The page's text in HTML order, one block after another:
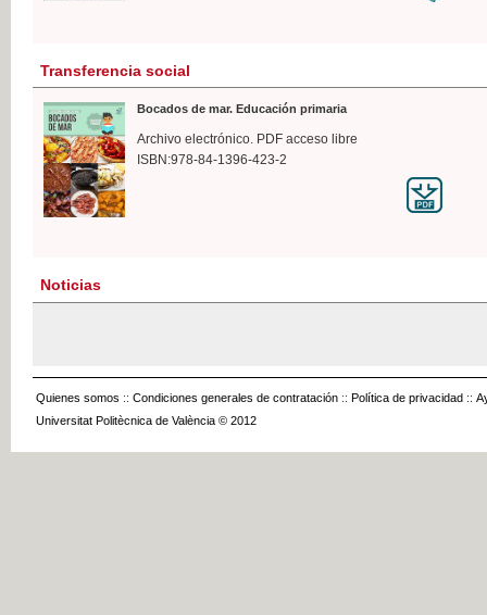
Transferencia social
Bocados de mar. Educación primaria
Archivo electrónico. PDF acceso libre
ISBN:978-84-1396-423-2
Noticias
Quienes somos :: Condiciones generales de contratación :: Política de privacidad ::
Universitat Politècnica de València © 2012